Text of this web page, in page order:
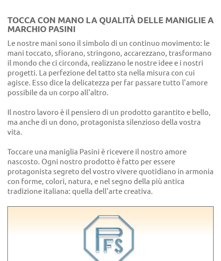
TOCCA CON MANO LA QUALITÀ DELLE MANIGLIE A
MARCHIO PASINI
Le nostre mani sono il simbolo di un continuo movimento: le
mani toccato, sfiorano, stringono, accarezzano, trasformano
il mondo che ci circonda, realizzano le nostre idee e i nostri
progetti. La perfezione del tatto sta nella misura con cui
agisce. Esso dice la delicatezza per far passare tutto l'amore
possibile da un corpo all'altro.
Il nostro lavoro è il pensiero di un prodotto garantito e bello,
ma anche di un dono, protagonista silenzioso della vostra
vita.
Toccare una maniglia Pasini è ricevere il nostro amore
nascosto. Ogni nostro prodotto è fatto per essere
protagonista segreto del vostro vivere quotidiano in armonia
con forme, colori, natura, e nel segno della più antica
tradizione italiana: quella dell'arte creativa.